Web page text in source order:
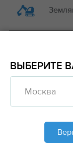
ВЫБЕРИТЕ
Москва